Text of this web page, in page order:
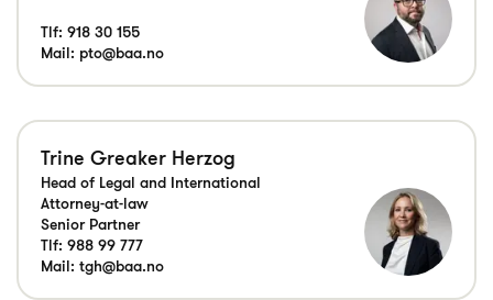
Tlf: 918 30 155
Mail: pto@baa.no
Trine Greaker Herzog
Head of Legal and International
Attorney-at-law
Senior Partner
Tlf: 988 99 777
Mail: tgh@baa.no